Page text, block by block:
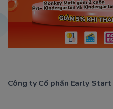
Công ty Cổ phần Early Start